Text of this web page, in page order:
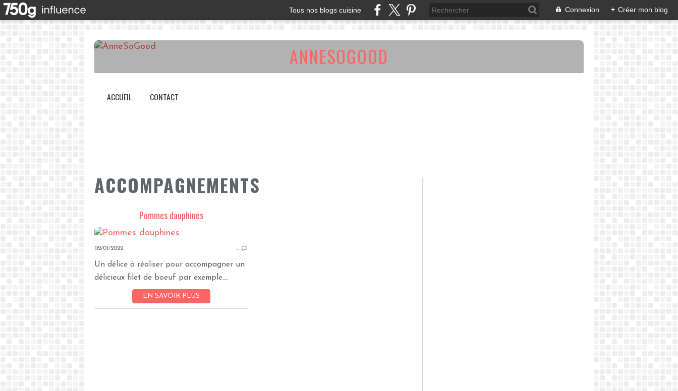
Tous nos blogs cuisine Connexion + Créer mon blog
ANNESOGOOD
ACCUEIL CONTACT
ACCOMPAGNEMENTS
Pommes dauphines
02/01/2022 …
Un délice à réaliser pour accompagner un
délicieux filet de boeuf par exemple....
EN SAVOIR PLUS